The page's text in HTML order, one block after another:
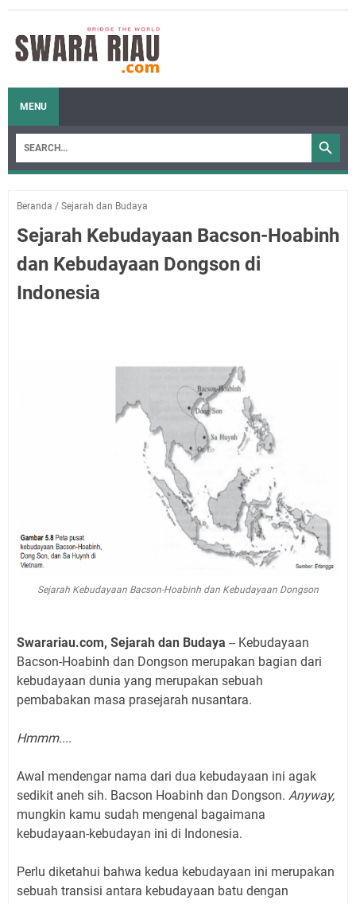
MENU
Beranda / Sejarah dan Budaya
Sejarah Kebudayaan Bacson-Hoabinh
dan Kebudayaan Dongson di
Indonesia
Sejarah Kebudayaan Bacson-Hoabinh dan Kebudayaan Dongson
Swarariau.com, Sejarah dan Budaya -- Kebudayaan
Bacson-Hoabinh dan Dongson merupakan bagian dari
kebudayaan dunia yang merupakan sebuah
pembabakan masa prasejarah nusantara.
Hmmm....
Awal mendengar nama dari dua kebudayaan ini agak
sedikit aneh sih. Bacson Hoabinh dan Dongson. Anyway,
mungkin kamu sudah mengenal bagaimana
kebudayaan-kebudayan ini di Indonesia.
Perlu diketahui bahwa kedua kebudayaan ini merupakan
sebuah transisi antara kebudayaan batu dengan